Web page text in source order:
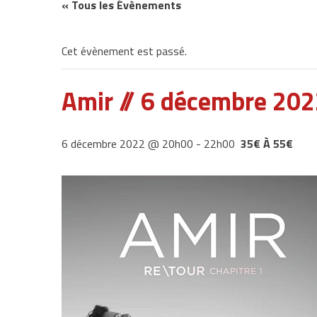
« Tous les Évènements
Cet évènement est passé.
Amir // 6 décembre
6 décembre 2022 @ 20h00 - 22h00 35€ À 55€